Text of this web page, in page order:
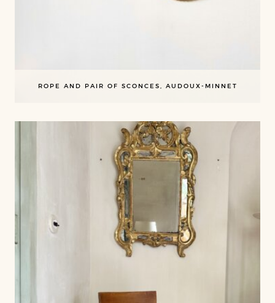
ROPE AND PAIR OF SCONCES, AUDOUX-MINNET